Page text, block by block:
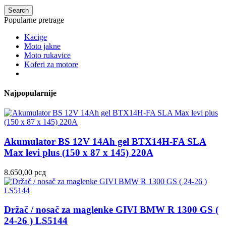
Search
Popularne pretrage
Kacige
Moto jakne
Moto rukavice
Koferi za motore
Najpopularnije
Akumulator BS 12V 14Ah gel BTX14H-FA SLA
Max levi plus (150 x 87 x 145) 220A
8.650,00 рсд
Držač / nosač za maglenke GIVI BMW R 1300 GS (
24-26 ) LS5144